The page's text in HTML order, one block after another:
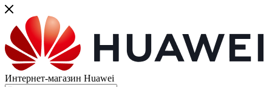
Интернет-магазин Huawei